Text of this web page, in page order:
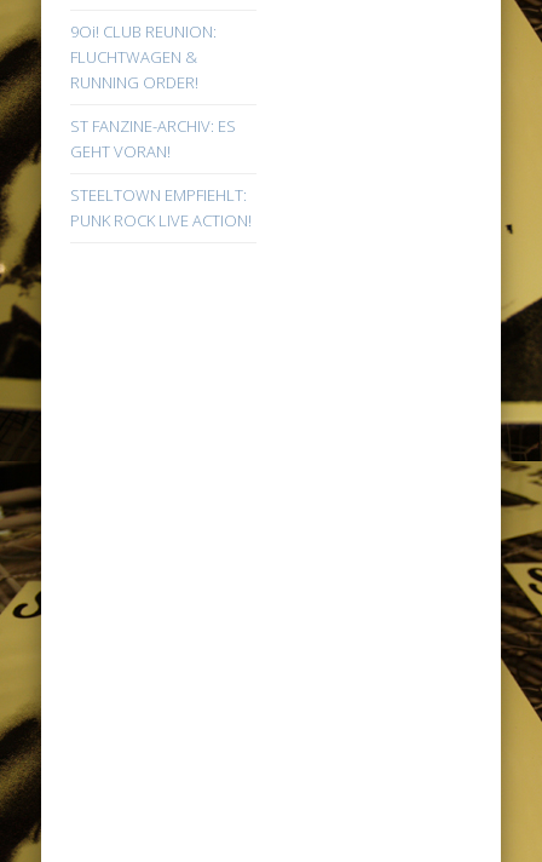
9Oi! CLUB REUNION:
FLUCHTWAGEN &
RUNNING ORDER!
ST FANZINE-ARCHIV: ES
GEHT VORAN!
STEELTOWN EMPFIEHLT:
PUNK ROCK LIVE ACTION!